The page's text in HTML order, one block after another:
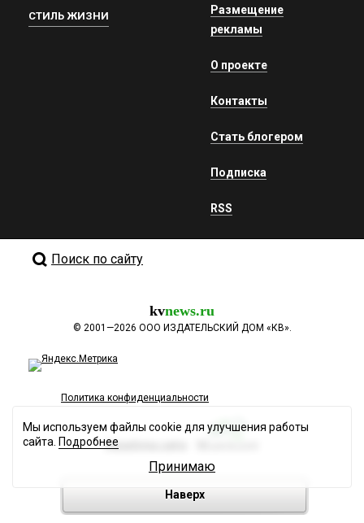
СТИЛЬ ЖИЗНИ
Размещение
рекламы
О проекте
Контакты
Стать блогером
Подписка
RSS
Поиск по сайту
kvnews.ru
© 2001—2026 ООО ИЗДАТЕЛЬСКИЙ ДОМ «КВ».
Политика конфиденциальности
Разработка сайта
Наверх
Мы используем файлы cookie для улучшения работы
сайта. Подробнее
Принимаю